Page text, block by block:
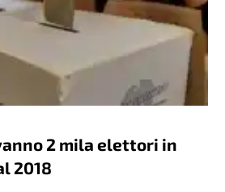
2 mila elettori in
2018